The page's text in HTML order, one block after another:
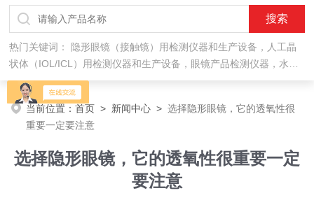
热门关键词： 隐形眼镜（接触镜）用检测仪器和生产设备，人工晶
状体（IOL/ICL）用检测仪器和生产设备，眼镜产品检测仪器，水气
处理环保设备
当前位置：首页 > 新闻中心 >选择隐形眼镜，它的透氧性很
重要一定要注意
选择隐形眼镜，它的透氧性很重要一定
要注意